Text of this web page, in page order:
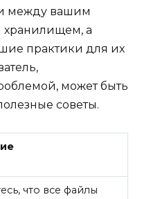
между вашим
а
практики для их
может быть
советы.
что все файлы